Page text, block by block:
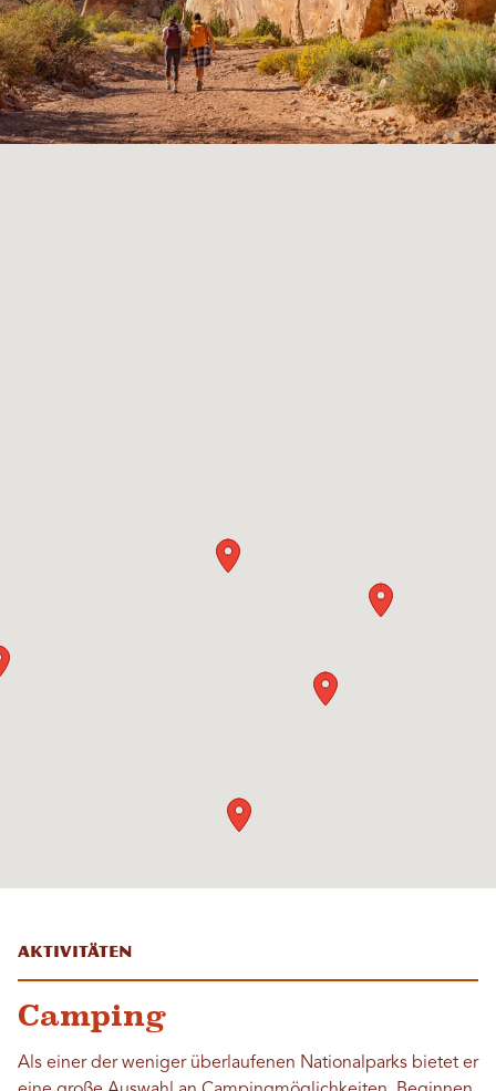
Aktivitäten
Camping
Als einer der weniger überlaufenen Nationalparks bietet er